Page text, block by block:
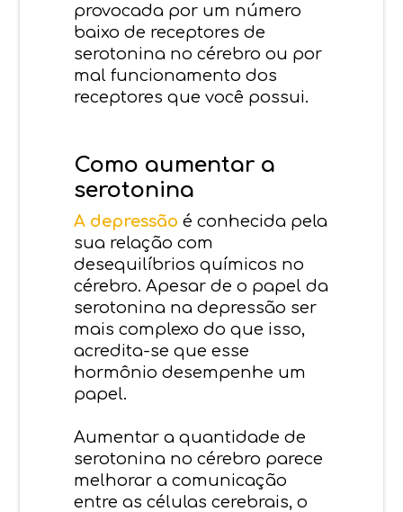
provocada por um número
baixo de receptores de
serotonina no cérebro ou por
mal funcionamento dos
receptores que você possui.
Como aumentar a
serotonina
A depressão é conhecida pela
sua relação com
desequilíbrios químicos no
cérebro. Apesar de o papel da
serotonina na depressão ser
mais complexo do que isso,
acredita-se que esse
hormônio desempenhe um
papel.
Aumentar a quantidade de
serotonina no cérebro parece
melhorar a comunicação
entre as células cerebrais, o